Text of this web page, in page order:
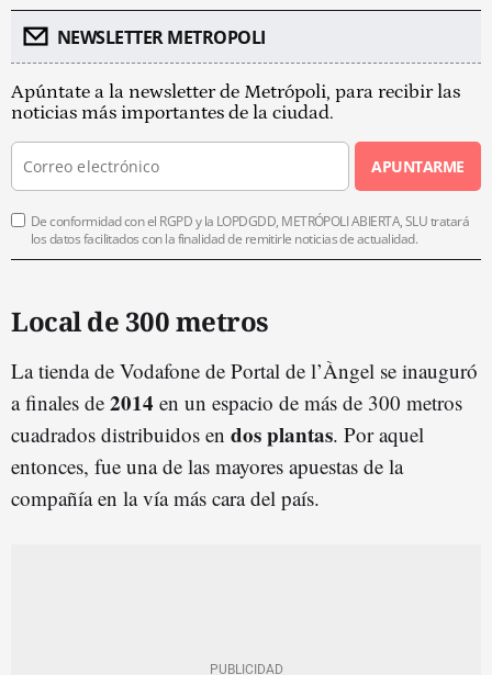
NEWSLETTER METROPOLI
Apúntate a la newsletter de Metrópoli, para recibir las
noticias más importantes de la ciudad.
APUNTARME
De conformidad con el RGPD y la LOPDGDD, METRÓPOLI ABIERTA, SLU tratará
los datos facilitados con la finalidad de remitirle noticias de actualidad.
Local de 300 metros
La tienda de Vodafone de Portal de l’Àngel se inauguró
a finales de 2014 en un espacio de más de 300 metros
cuadrados distribuidos en dos plantas. Por aquel
entonces, fue una de las mayores apuestas de la
compañía en la vía más cara del país.